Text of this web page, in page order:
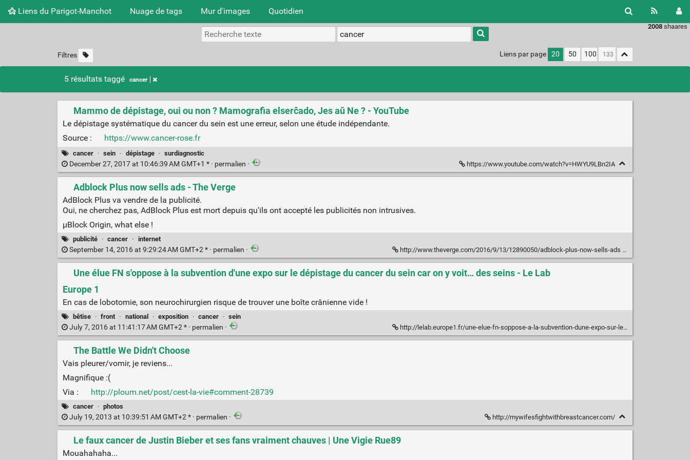
Liens du Parigot-Manchot Nuage de tags Mur d'images Quotidien
2008 shaares
Filtres Liens par page 20 50 100
5 résultats taggé cancer
Mammo de dépistage, oui ou non ? Mamografia elserĉado, Jes aŭ Ne ? - YouTube
Le dépistage systématique du cancer du sein est une erreur, selon une étude indépendante.
Source :
https://www.cancer-rose.fr
cancer · sein · dépistage · surdiagnostic
December 27, 2017 at 10:46:39 AM GMT+1 * · permalien · https://www.youtube.com/watch?v=HWYU9LBn2IA
Adblock Plus now sells ads - The Verge
AdBlock Plus va vendre de la publicité.
Oui, ne cherchez pas, AdBlock Plus est mort depuis qu'ils ont accepté les publicités non intrusives.
µBlock Origin, what else !
publicité · cancer · internet
September 14, 2016 at 9:29:24 AM GMT+2 * · permalien · http://www.theverge.com/2016/9/13/12890050/adblock-plus-now-sells-ads
Une élue FN s'oppose à la subvention d'une expo sur le dépistage du cancer du sein car on y voit… des seins - Le Lab
Europe 1
En cas de lobotomie, son neurochirurgien risque de trouver une boîte crânienne vide !
bêtise · front · national · exposition · cancer · sein
July 7, 2016 at 11:41:17 AM GMT+2 * · permalien · http://lelab.europe1.fr/une-elue-fn-soppose-a-la-subvention-dune-expo-sur-le-depistage-du-cancer-du-sein-car-on-y-voit-des-seins-2792611
The Battle We Didn't Choose
Vais pleurer/vomir, je reviens...
Magnifique :(
Via :
http://ploum.net/post/cest-la-vie#comment-28739
cancer · photos
July 19, 2013 at 10:39:51 AM GMT+2 * · permalien · http://mywifesfightwithbreastcancer.com/
Le faux cancer de Justin Bieber et ses fans vraiment chauves | Une Vigie Rue89
Mouahahaha...